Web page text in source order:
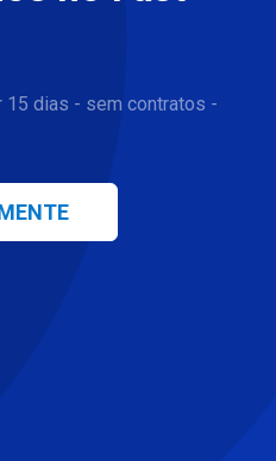
15 dias - sem contratos -